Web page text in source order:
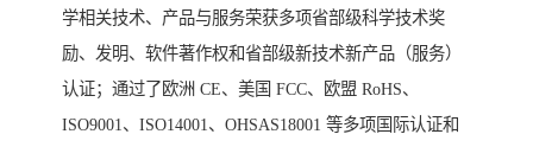
学相关技术、产品与服务荣获多项省部级科学技术奖
励、发明、软件著作权和省部级新技术新产品（服务）
认证；通过了欧洲 CE、美国 FCC、欧盟 RoHS、
ISO9001、ISO14001、OHSAS18001 等多项国际认证和